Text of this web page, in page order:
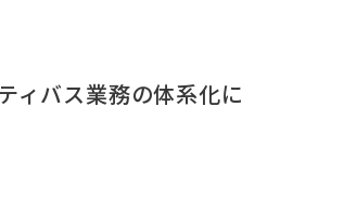
ィバス業務の体系化に